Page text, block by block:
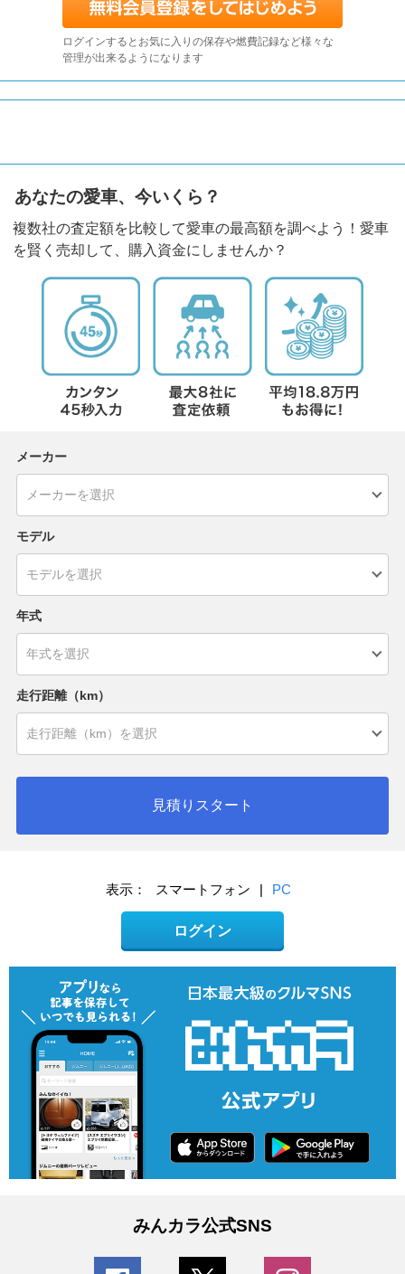
ログインするとお気に入りの保存や燃費記録など様々な
管理が出来るようになります
あなたの愛車、今いくら？
複数社の査定額を比較して愛車の最高額を調べよう！愛車
を賢く売却して、購入資金にしませんか？
メーカー
モデル
年式
走行距離（km）
見積りスタート
表示： スマートフォン | PC
ログイン
みんカラ公式SNS